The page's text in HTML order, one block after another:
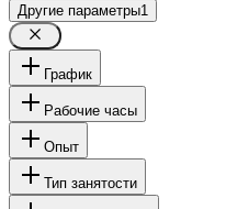
Другие параметры1
График
Рабочие часы
Опыт
Тип занятости